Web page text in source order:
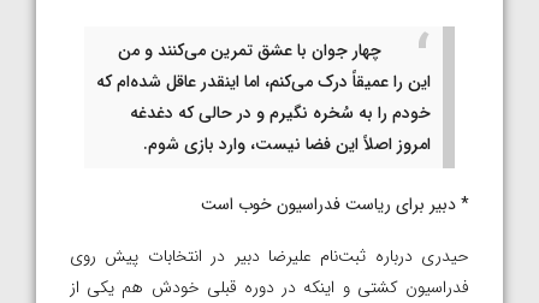
چهار جوان با عشق تمرین می‌کنند و من
این را عمیقاً درک می‌کنم، اما اینقدر عاقل شده‌ام که
خودم را به سُخره نگیرم و در حالی که دغدغه
امروز اصلاً این فضا نیست، وارد بازی شوم.
* دبیر برای ریاست فدراسیون خوب است
حیدری درباره ثبت‌نام علیرضا دبیر در انتخابات پیش روی
فدراسیون کشتی و اینکه در دوره قبلی خودش هم یکی از